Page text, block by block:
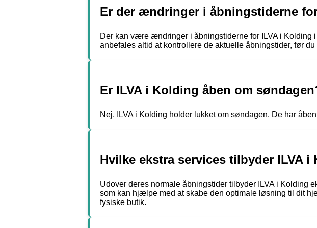
Er der ændringer i åbningstiderne
Der kan være ændringer i åbningstiderne for ILVA i
anbefales altid at kontrollere de aktuelle åbningstider, før
Er ILVA i Kolding åben om
Nej, ILVA i Kolding holder lukket om søndagen. De har
Hvilke ekstra services tilbyder ILVA
Udover deres normale åbningstider tilbyder ILVA i Kolding
som kan hjælpe med at skabe den optimale løsning til dit
fysiske butik.